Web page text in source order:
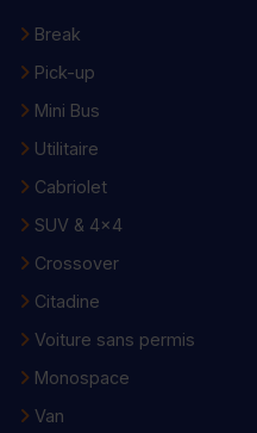
Break
Pick-up
Mini Bus
Utilitaire
Cabriolet
SUV & 4x4
Crossover
Citadine
Voiture sans permis
Monospace
Van